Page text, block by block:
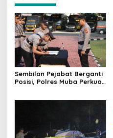
Sembilan Pejabat Berganti
Posisi, Polres Muba Perkuat